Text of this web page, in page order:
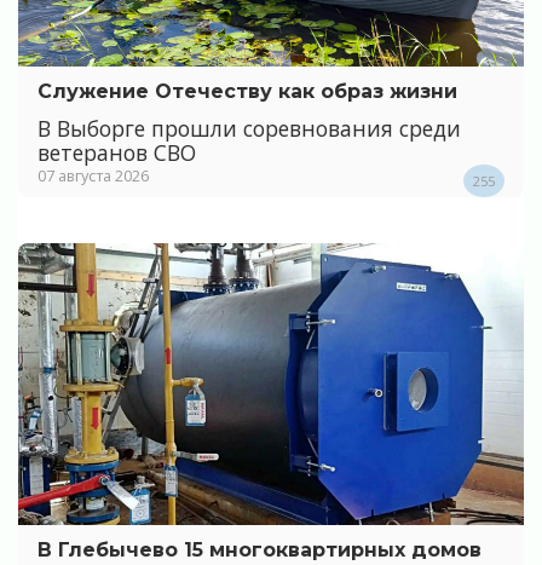
Служение Отечеству как образ жизни
В Выборге прошли соревнования среди
ветеранов СВО
07 августа 2026 255
В Глебычево 15 многоквартирных домов